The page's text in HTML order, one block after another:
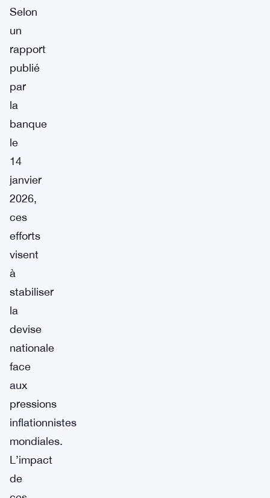
Selon
un
rapport
publié
par
la
banque
le
14
janvier
2026,
ces
efforts
visent
à
stabiliser
la
devise
nationale
face
aux
pressions
inflationnistes
mondiales.
L’impact
de